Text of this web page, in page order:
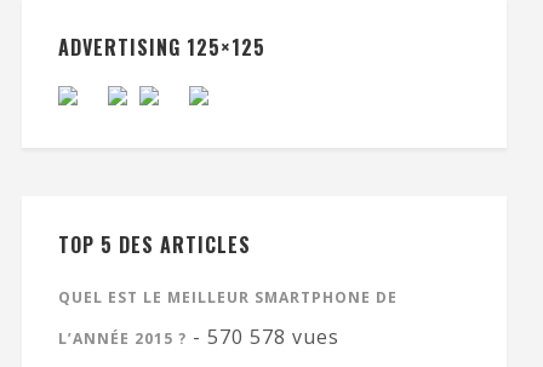
ADVERTISING 125×125
TOP 5 DES ARTICLES
QUEL EST LE MEILLEUR SMARTPHONE DE
L’ANNÉE 2015 ? - 570 578 vues